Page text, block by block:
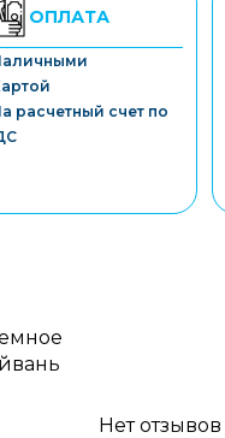
ОПЛАТА
расчетный счет по
Нет отзывов